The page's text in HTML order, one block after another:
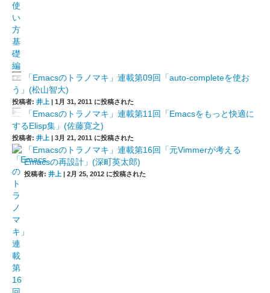
「Emacsのトラノマキ」連載第09回「auto-completeを使お
う」(松山智大)
投稿者: 井上 | 1月 31, 2011 に投稿された
「Emacsのトラノマキ」連載第11回「Emacsをもっと快適に
するElisp集」(佐藤寛之)
投稿者: 井上 | 3月 21, 2011 に投稿された
「Emacsのトラノマキ」連載第16回「元Vimmerが考える
Emacsの再設計」(深町英太郎)
投稿者: 井上 | 2月 25, 2012 に投稿された